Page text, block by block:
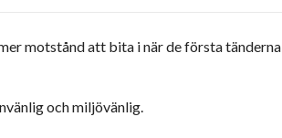
motstånd att bita i när de första tänderna
och miljövänlig.